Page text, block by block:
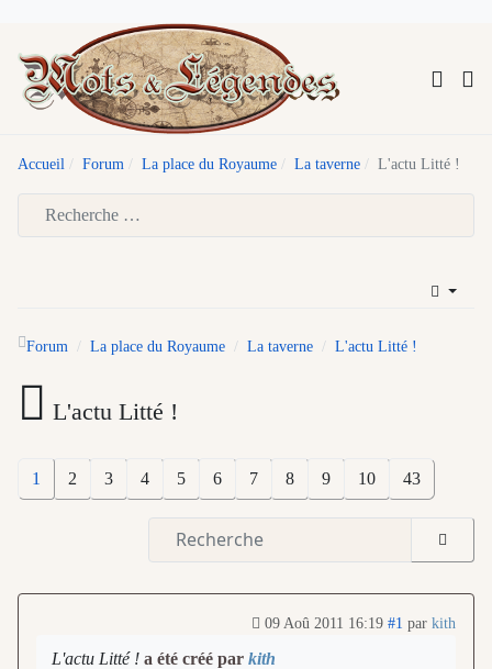
Accueil Forum La place du Royaume La taverne L'actu Litté !
Forum La place du Royaume La taverne L'actu Litté !
L'actu Litté !
1 2 3 4 5 6 7 8 9 10 43
09 Aoû 2011 16:19 #1 par kith
L'actu Litté ! a été créé par kith